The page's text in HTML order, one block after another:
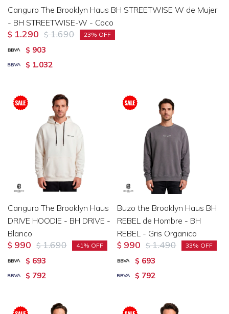
Canguro The Brooklyn Haus BH STREETWISE W de Mujer
- BH STREETWISE-W - Coco
$ 1.290 $ 1.690 23
$ 903
$ 1.032
Canguro The Brooklyn Haus
DRIVE HOODIE - BH DRIVE -
Blanco
$ 990 $ 1.690 41
$ 693
$ 792
Buzo the Brooklyn Haus BH
REBEL de Hombre - BH
REBEL - Gris Organico
$ 990 $ 1.490 33
$ 693
$ 792